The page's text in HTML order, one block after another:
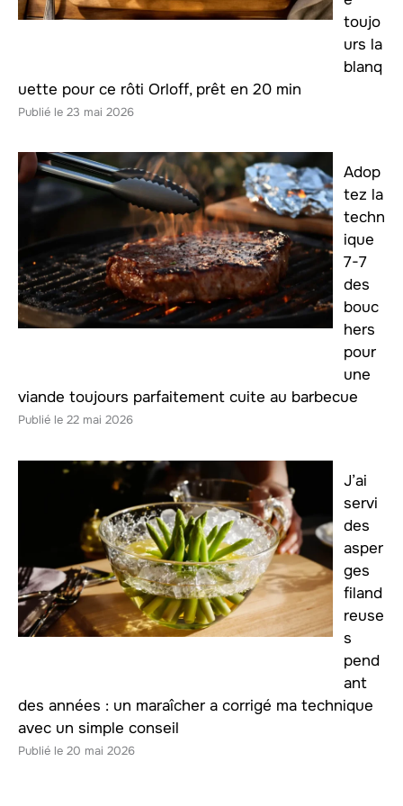
toujo
urs la
blanq
uette pour ce rôti Orloff, prêt en 20 min
23 mai 2026
Adop
tez la
techn
ique
7-7
des
bouc
hers
pour
une
viande toujours parfaitement cuite au barbecue
22 mai 2026
J’ai
servi
des
asper
ges
filand
reuse
s
pend
ant
des années : un maraîcher a corrigé ma technique
avec un simple conseil
20 mai 2026